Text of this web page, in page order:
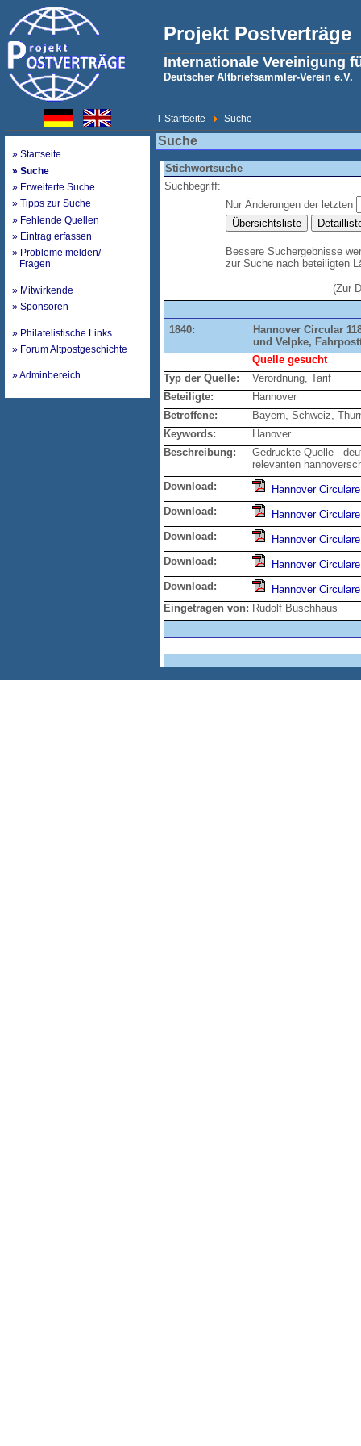
Projekt Postverträge
Internationale Vereinigung
Deutscher Altbriefsammler-Verein e.V.
Startseite Suche
» Startseite
» Suche
» Erweiterte Suche
» Tipps zur Suche
» Fehlende Quellen
» Eintrag erfassen
» Probleme melden/
Fragen
» Mitwirkende
» Sponsoren
» Philatelistische Links
» Forum Altpostgeschichte
» Adminbereich
Suche
Stichwortsuche
Suchbegriff:
Nur Änderungen der letzten
Bessere Suchergebnisse
zur Suche nach beteiligten
(Zur
1840:
Hannover Circular
und Velpke,
Quelle gesucht
Typ der Quelle:
Verordnung, Tarif
Beteiligte:
Hannover
Betroffene:
Bayern, Schweiz,
Keywords:
Hanover
Beschreibung:
Gedruckte Quelle -
relevanten
Download:
Hannover
Download:
Hannover
Download:
Hannover
Download:
Hannover
Download:
Hannover
Eingetragen von: Rudolf Buschhaus